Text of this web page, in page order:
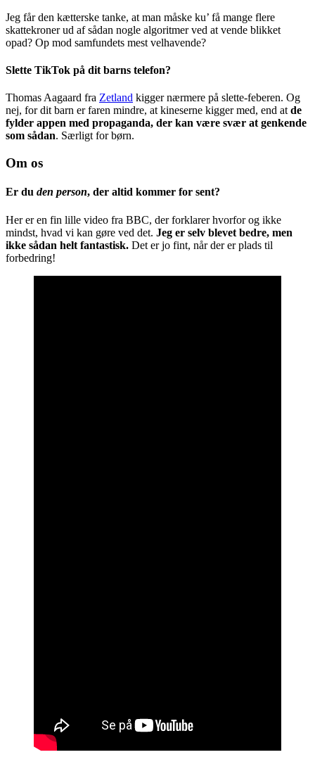
Jeg får den kætterske tanke, at man måske ku’ få mange flere
skattekroner ud af sådan nogle algoritmer ved at vende blikket
opad? Op mod samfundets mest velhavende?
Slette TikTok på dit barns telefon?
Thomas Aagaard fra Zetland kigger nærmere på slette-feberen. Og
nej, for dit barn er faren mindre, at kineserne kigger med, end atde
fylder appen med propaganda, der kan være svær at genkende
som sådan. Særligt for børn.
Om os
Er du den person, der altid kommer for sent?
Her er en fin lille video fra BBC, der forklarer hvorfor og ikke
mindst, hvad vi kan gøre ved det. Jeg er selv blevet bedre, men
ikke sådan helt fantastisk. Det er jo fint, når der er plads til
forbedring!